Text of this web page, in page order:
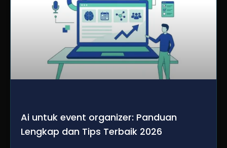
Ai untuk event organizer: Panduan
Lengkap dan Tips Terbaik 2026